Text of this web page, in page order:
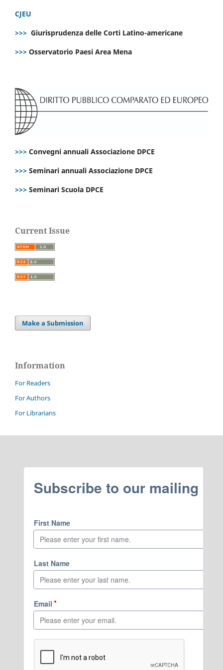
CJEU
>>> Giurisprudenza delle Corti Latino-americane
>>> Osservatorio Paesi Area Mena
>>> Convegni annuali Associazione DPCE
>>> Seminari annuali Associazione DPCE
>>> Seminari Scuola DPCE
Current Issue
Make a Submission
Information
For Readers
For Authors
For Librarians